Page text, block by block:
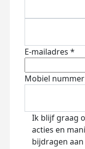
E-mailadres *
Mobiel nummer
Ik blijf graag
acties en
bijdragen aan